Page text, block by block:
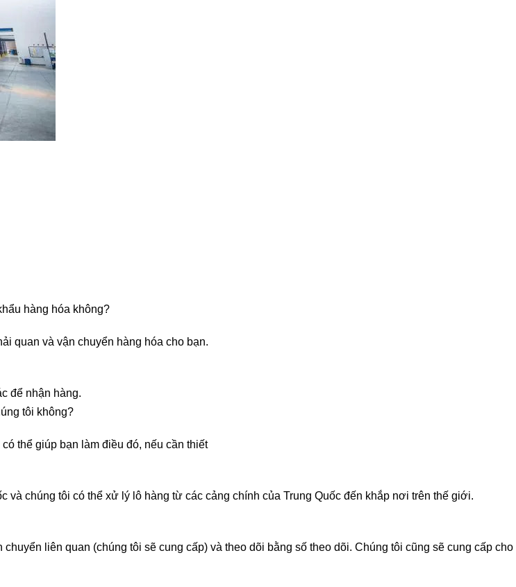
hàng hóa không?
quan và vận chuyển hàng hóa cho bạn.
để nhận hàng.
tôi không?
thể giúp bạn làm điều đó, nếu cần thiết
chúng tôi có thể xử lý lô hàng từ các cảng chính của Trung Quốc đến khắp nơi trên thế giới.
liên quan (chúng tôi sẽ cung cấp) và theo dõi bằng số theo dõi. Chúng tôi cũng sẽ cung cấp cho